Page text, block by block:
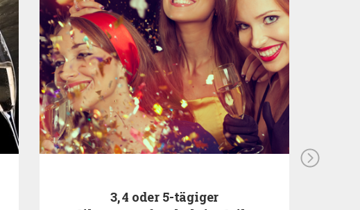
3, 4 oder 5-tägiger